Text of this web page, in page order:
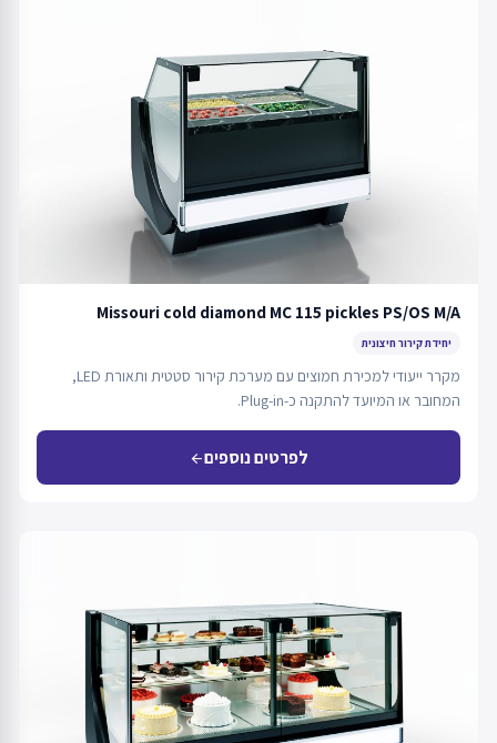
Missouri cold diamond MC 115 pickles PS/OS M/A
יחידת קירור חיצונית
מקרר ייעודי למכירת חמוצים עם מערכת קירור סטטית ותאורת LED,
המחובר או המיועד להתקנה כ-Plug-in.
לפרטים נוספיםarrow_back